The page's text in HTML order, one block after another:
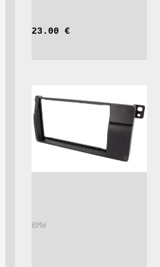
23.00 €
BMW